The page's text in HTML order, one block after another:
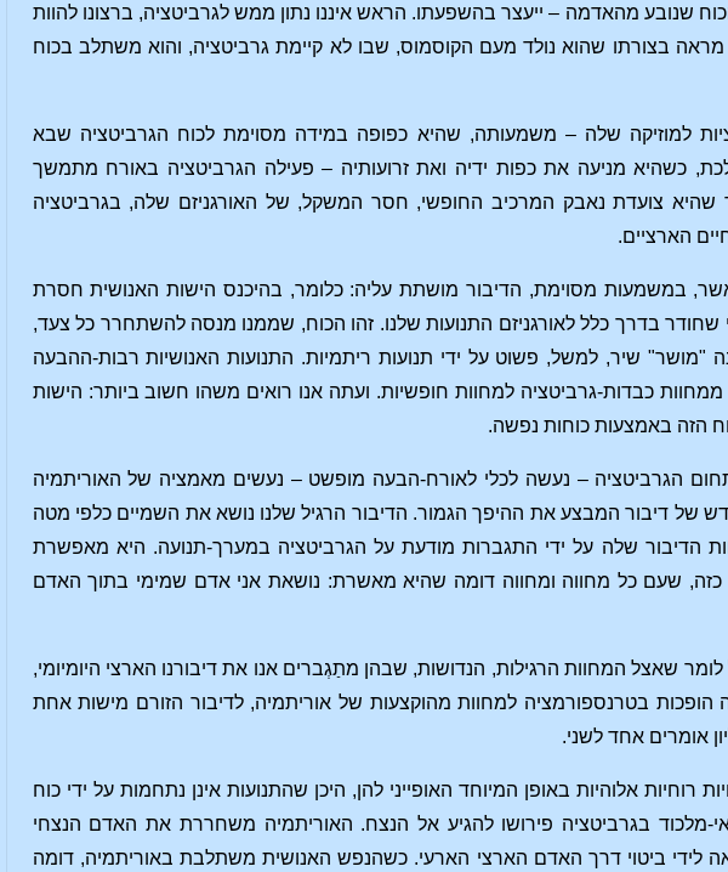
שנובע מהאדמה – ייעצר בהשפעתו. הראש איננו נתון ממש לגרביטציה, ברצונו להוות
בצורתו שהוא נולד מעם הקוסמוס, שבו לא קיימת גרביטציה, והוא משתלב בכוח
למוזיקה שלה – משמעותה, שהיא כפופה במידה מסוימת לכוח הגרביטציה שבא
כשהיא מניעה את כפות ידיה ואת זרועותיה – פעילה הגרביטציה באורח מתמשך
צועדת נאבק המרכיב החופשי, חסר המשקל, של האורגניזם שלה, בגרביטציה
הארציים.
במשמעות מסוימת, הדיבור מושתת עליה: כלומר, בהיכנס הישות האנושית חסרת
בדרך כלל לאורגניזם התנועות שלנו. זהו הכוח, שממנו מנסה להשתחרר כל צעד,
"מושר" שיר, למשל, פשוט על ידי תנועות ריתמיות. התנועות האנושיות רבות-ההבעה
כבדות-גרביטציה למחוות חופשיות. ועתה אנו רואים משהו חשוב ביותר: הישות
הזה באמצעות כוחות נפשה.
הגרביטציה – נעשה לכלי לאורח-הבעה מופשט – נעשים מאמציה של האוריתמיה
של דיבור המבצע את ההיפך הגמור. הדיבור הרגיל שלנו נושא את השמיים כלפי מטה
שלה על ידי התגברות מודעת על הגרביטציה במערך-תנועה. היא מאפשרת
שעם כל מחווה ומחווה דומה שהיא מאשרת: נושאת אני אדם שמימי בתוך האדם
שאצל המחוות הרגילות, הנדושות, שבהן מתַגְברים אנו את דיבורנו הארצי היומיומי,
הופכות בטרנספורמציה למחוות מהוקצעות של אוריתמיה, לדיבור הזורם מישות אחת
אומרים אחד לשני.
אלוהיות באופן המיוחד האופייני להן, היכן שהתנועות אינן נתחמות על ידי כוח
מלכוד בגרביטציה פירושו להגיע אל הנצח. האוריתמיה משחררת את האדם הנצחי
לידי ביטוי דרך האדם הארצי הארעי. כשהנפש האנושית משתלבת באוריתמיה, דומה